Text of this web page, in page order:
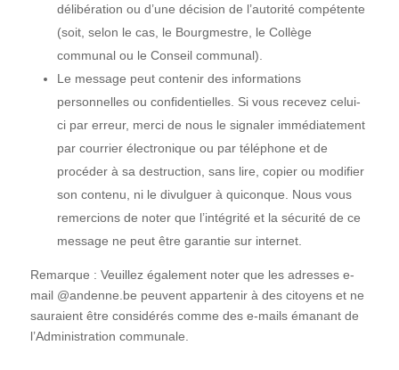
délibération ou d’une décision de l’autorité compétente
(soit, selon le cas, le Bourgmestre, le Collège
communal ou le Conseil communal).
Le message peut contenir des informations
personnelles ou confidentielles. Si vous recevez celui-
ci par erreur, merci de nous le signaler immédiatement
par courrier électronique ou par téléphone et de
procéder à sa destruction, sans lire, copier ou modifier
son contenu, ni le divulguer à quiconque. Nous vous
remercions de noter que l’intégrité et la sécurité de ce
message ne peut être garantie sur internet.
Remarque : Veuillez également noter que les adresses e-
mail @andenne.be peuvent appartenir à des citoyens et ne
sauraient être considérés comme des e-mails émanant de
l’Administration communale.